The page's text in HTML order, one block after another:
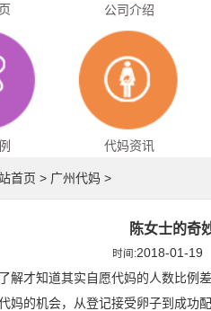
公司介绍
代妈资讯
首页 > 广州代妈 >
陈女士的奇
时间:2018-01-
解才知道其实自愿代妈的人数比例
妈的机会，从登记接受卵子到成功